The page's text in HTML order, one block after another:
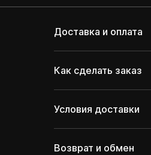
Доставка и оплата
Как сделать заказ
Условия доставки
Возврат и обмен